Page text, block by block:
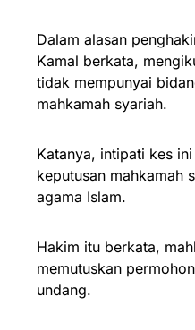
Dalam alasan
Kamal berkata,
tidak mempunyai
mahkamah syariah.
Katanya, intipati kes
keputusan mahkamah
agama Islam.
Hakim itu berkata,
memutuskan
undang.